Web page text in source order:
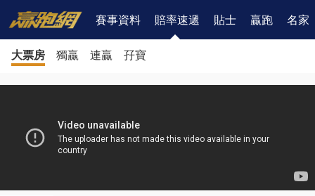
賽事資料 賠率速遞 貼士 贏跑 名家
大票房 獨贏 連贏 孖寶